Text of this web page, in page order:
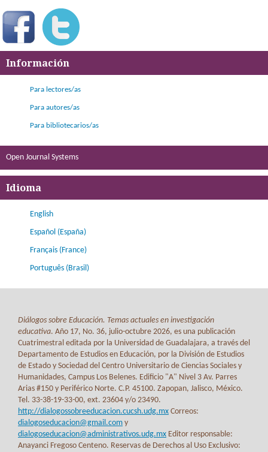
Información
Para lectores/as
Para autores/as
Para bibliotecarios/as
Open Journal Systems
Idioma
English
Español (España)
Français (France)
Português (Brasil)
Diálogos sobre Educación. Temas actuales en investigación
educativa. Año 17, No. 36, julio-octubre 2026, es una publicación
Cuatrimestral editada por la Universidad de Guadalajara, a través del
Departamento de Estudios en Educación, por la División de Estudios
de Estado y Sociedad del Centro Universitario de Ciencias Sociales y
Humanidades, Campus Los Belenes. Edificio "A" Nivel 3 Av. Parres
Arias #150 y Periférico Norte. C.P. 45100. Zapopan, Jalisco, México.
Tel. 33-38-19-33-00, ext. 23604 y/o 23490.
http://dialogossobreeducacion.cucsh.udg.mx Correos:
dialogoseducacion@gmail.com y
dialogoseducacion@administrativos.udg.mx Editor responsable:
Anayanci Fregoso Centeno. Reservas de Derechos al Uso Exclusivo: